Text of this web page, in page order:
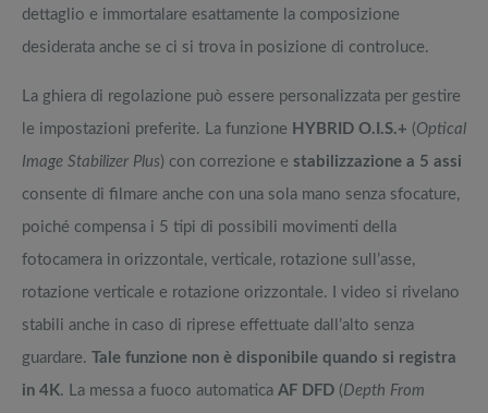
dettaglio e immortalare esattamente la composizione
desiderata anche se ci si trova in posizione di controluce.
La ghiera di regolazione può essere personalizzata per gestire
le impostazioni preferite. La funzione HYBRID O.I.S.+ (Optical
Image Stabilizer Plus) con correzione e stabilizzazione a 5 assi
consente di filmare anche con una sola mano senza sfocature,
poiché compensa i 5 tipi di possibili movimenti della
fotocamera in orizzontale, verticale, rotazione sull’asse,
rotazione verticale e rotazione orizzontale. I video si rivelano
stabili anche in caso di riprese effettuate dall’alto senza
guardare. Tale funzione non è disponibile quando si registra
in 4K. La messa a fuoco automatica AF DFD (Depth From